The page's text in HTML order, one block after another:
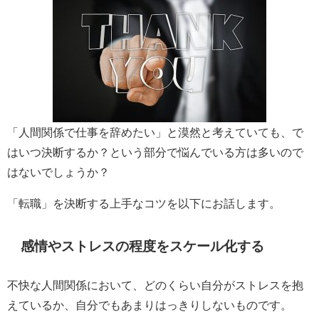
「人間関係で仕事を辞めたい」と漠然と考えていても、で
はいつ決断するか？という部分で悩んでいる方は多いので
はないでしょうか？
「転職」を決断する上手なコツを以下にお話します。
感情やストレスの程度をスケール化する
不快な人間関係において、どのくらい自分がストレスを抱
えているか、自分でもあまりはっきりしないものです。